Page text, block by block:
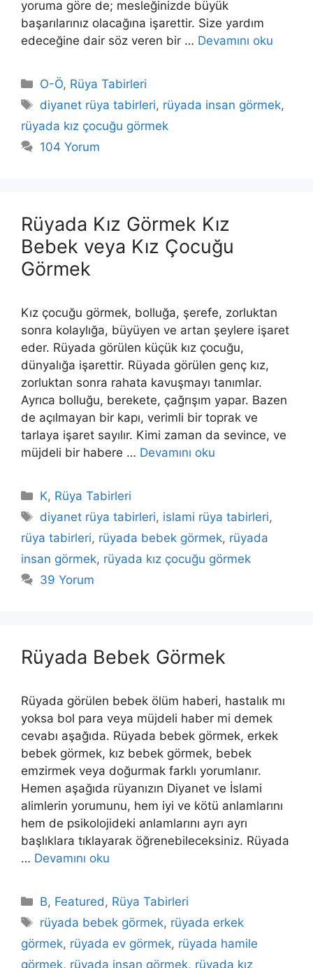
yoruma göre de; mesleğinizde büyük
başarılarınız olacağına işarettir. Size yardım
edeceğine dair söz veren bir … Devamını oku
Kategoriler
O-Ö, Rüya Tabirleri
Etiketler
diyanet rüya tabirleri, rüyada insan görmek,
rüyada kız çocuğu görmek
104 Yorum
Rüyada Kız Görmek Kız
Bebek veya Kız Çocuğu
Görmek
Kız çocuğu görmek, bolluğa, şerefe, zorluktan
sonra kolaylığa, büyüyen ve artan şeylere işaret
eder. Rüyada görülen küçük kız çocuğu,
dünyalığa işarettir. Rüyada görülen genç kız,
zorluktan sonra rahata kavuşmayı tanımlar.
Ayrıca bolluğu, berekete, çağrışım yapar. Bazen
de açılmayan bir kapı, verimli bir toprak ve
tarlaya işaret sayılır. Kimi zaman da sevince, ve
müjdeli bir habere … Devamını oku
Kategoriler
K, Rüya Tabirleri
Etiketler
diyanet rüya tabirleri, islami rüya tabirleri,
rüya tabirleri, rüyada bebek görmek, rüyada
insan görmek, rüyada kız çocuğu görmek
39 Yorum
Rüyada Bebek Görmek
Rüyada görülen bebek ölüm haberi, hastalık mı
yoksa bol para veya müjdeli haber mi demek
cevabı aşağıda. Rüyada bebek görmek, erkek
bebek görmek, kız bebek görmek, bebek
emzirmek veya doğurmak farklı yorumlanır.
Hemen aşağıda rüyanızın Diyanet ve İslami
alimlerin yorumunu, hem iyi ve kötü anlamlarını
hem de psikolojideki anlamlarını ayrı ayrı
başlıklara tıklayarak öğrenebileceksiniz. Rüyada
… Devamını oku
Kategoriler
B, Featured , Rüya Tabirleri
Etiketler
rüyada bebek görmek, rüyada erkek
görmek, rüyada ev görmek, rüyada hamile
görmek, rüyada insan görmek, rüyada kız